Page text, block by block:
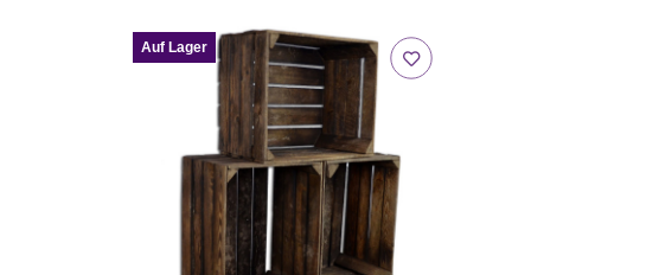
Auf Lager